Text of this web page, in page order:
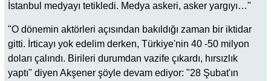
İstanbul medyayı tetikledi. Medya askeri, asker yargıyı…"
"O dönemin aktörleri açısından bakıldığı zaman bir iktidar
gitti. İrticayı yok edelim derken, Türkiye'nin 40 -50 milyon
doları çalındı. Birileri durumdan vazife çıkardı, hırsızlık
yaptı" diyen Akşener şöyle devam ediyor: "28 Şubat'ın